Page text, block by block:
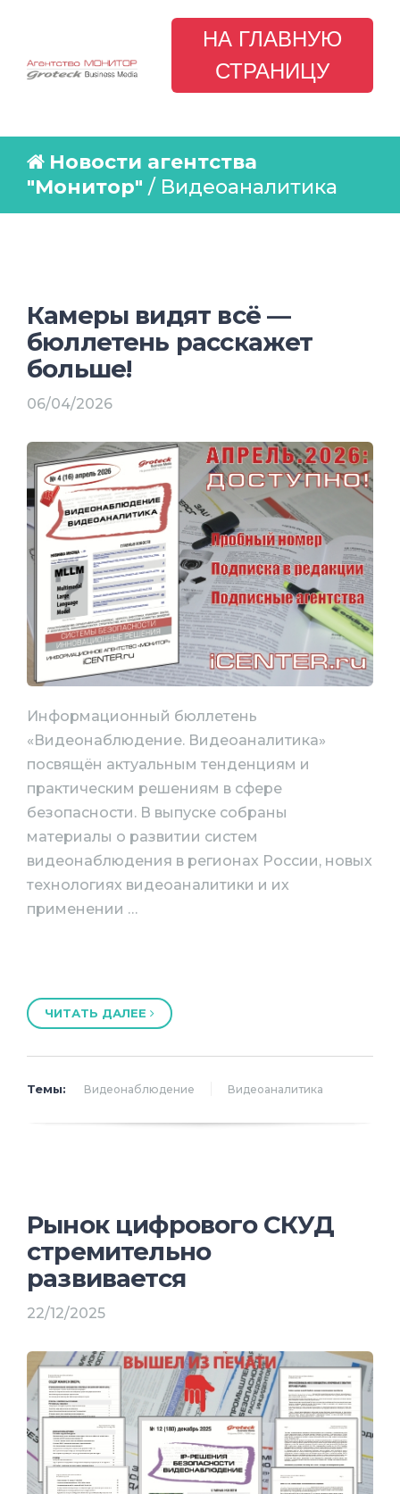
НА ГЛАВНУЮ
СТРАНИЦУ
Новости агентства
"Монитор" / Видеоаналитика
Камеры видят всё —
бюллетень расскажет
больше!
06/04/2026
Информационный бюллетень
«Видеонаблюдение. Видеоаналитика»
посвящён актуальным тенденциям и
практическим решениям в сфере
безопасности. В выпуске собраны
материалы о развитии систем
видеонаблюдения в регионах России, новых
технологиях видеоаналитики и их
применении …
ЧИТАТЬ ДАЛЕЕ
Темы: Видеонаблюдение Видеоаналитика
Рынок цифрового СКУД
стремительно
развивается
22/12/2025